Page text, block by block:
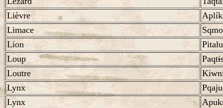
Lièvre
Limace
Lion
Loup
Paqti
Loutre
Lynx
Lynx